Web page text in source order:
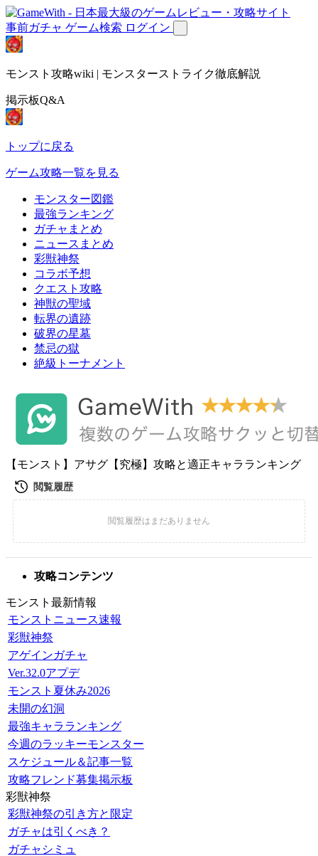
事前ガチャ ゲーム検索 ログイン
モンスト攻略wiki | モンスターストライク徹底解説
掲示板Q&A
トップに戻る
ゲーム攻略一覧を見る
モンスター図鑑
最強ランキング
ガチャまとめ
ニュースまとめ
彩獣神祭
コラボ予想
クエスト攻略
神獣の聖域
転界の遺跡
破界の星墓
禁忌の獄
絶級トーナメント
【モンスト】アサグ【究極】攻略と適正キャラランキング
攻略コンテンツ
モンスト最新情報
モンストニュース速報
彩獣神祭
アゲインガチャ
Ver.32.0アプデ
モンスト夏休み2026
未開の幻洞
最強キャラランキング
今週のラッキーモンスター
スケジュール＆記事一覧
攻略フレンド募集掲示板
彩獣神祭
彩獣神祭の引き方と限定
ガチャは引くべき？
ガチャシミュ